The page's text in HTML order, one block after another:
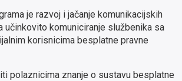
je razvoj i jačanje komunikacijskih
učinkovito komuniciranje službenika sa
korisnicima besplatne pravne
polaznicima znanje o sustavu besplatne